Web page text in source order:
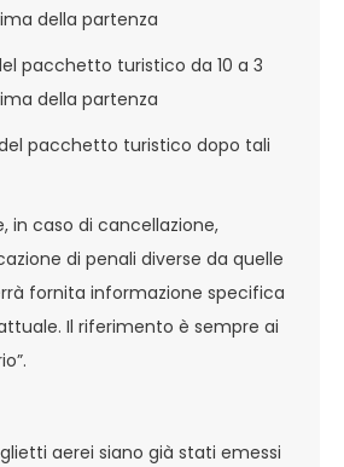
della partenza
pacchetto turistico da 10 a 3
della partenza
del pacchetto turistico dopo tali
in caso di cancellazione,
di penali diverse da quelle
fornita informazione specifica
Il riferimento è sempre ai
aerei siano già stati emessi